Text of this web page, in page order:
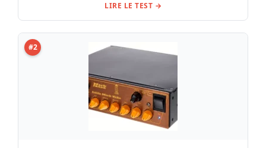
LIRE LE TEST →
#2